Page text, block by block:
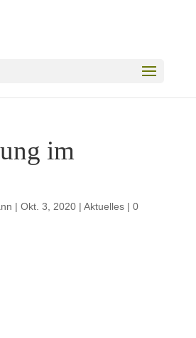
im
| Okt. 3, 2020| Aktuelles| 0